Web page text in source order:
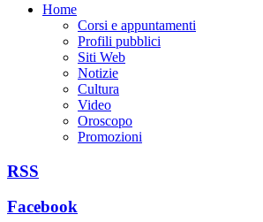
Home
Corsi e appuntamenti
Profili pubblici
Siti Web
Notizie
Cultura
Video
Oroscopo
Promozioni
RSS
Facebook